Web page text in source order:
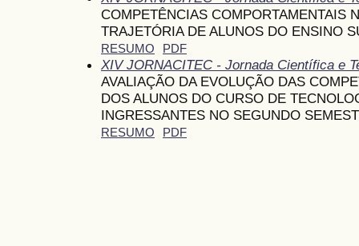
COMPETÊNCIAS COMPORTAMENTAIS
TRAJETÓRIA DE ALUNOS DO ENSINO
RESUMO PDF
XIV JORNACITEC - Jornada Científica e
AVALIAÇÃO DA EVOLUÇÃO DAS
DOS ALUNOS DO CURSO DE
INGRESSANTES NO SEGUNDO
RESUMO PDF